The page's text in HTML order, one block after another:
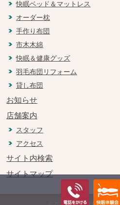
快眠ベッド＆マットレス
オーダー枕
手作り布団
市木木綿
快眠＆健康グッズ
羽毛布団リフォーム
貸し布団
お知らせ
店舗案内
スタッフ
アクセス
サイト内検索
サイトマップ